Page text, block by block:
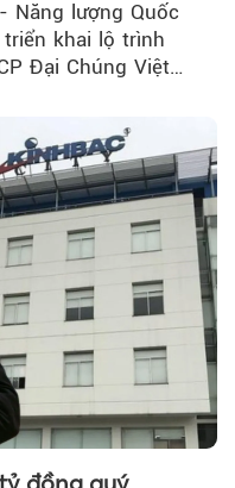
Năng lượng Quốc
triển khai lộ trình
Đại Chúng Việt